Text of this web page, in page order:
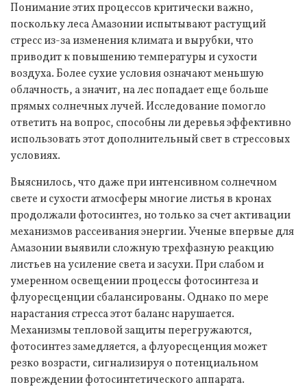
Понимание этих процессов критически важно,
поскольку леса Амазонии испытывают растущий
стресс из-за изменения климата и вырубки, что
приводит к повышению температуры и сухости
воздуха. Более сухие условия означают меньшую
облачность, а значит, на лес попадает еще больше
прямых солнечных лучей. Исследование помогло
ответить на вопрос, способны ли деревья эффективно
использовать этот дополнительный свет в стрессовых
условиях.
Выяснилось, что даже при интенсивном солнечном
свете и сухости атмосферы многие листья в кронах
продолжали фотосинтез, но только за счет активации
механизмов рассеивания энергии. Ученые впервые для
Амазонии выявили сложную трехфазную реакцию
листьев на усиление света и засухи. При слабом и
умеренном освещении процессы фотосинтеза и
флуоресценции сбалансированы. Однако по мере
нарастания стресса этот баланс нарушается.
Механизмы тепловой защиты перегружаются,
фотосинтез замедляется, а флуоресценция может
резко возрасти, сигнализируя о потенциальном
повреждении фотосинтетического аппарата.